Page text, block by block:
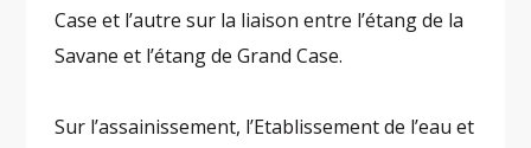
Case et l’autre sur la liaison entre l’étang de la
Savane et l’étang de Grand Case.
Sur l’assainissement, l’Etablissement de l’eau et